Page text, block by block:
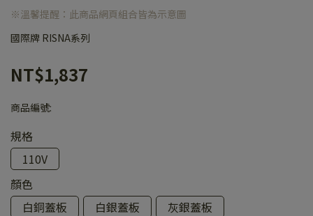
※溫馨提醒：此商品網頁組合皆為示意圖
國際牌 RISNA系列
NT$1,837
商品編號:
規格
110V
顏色
白銅蓋板
白銀蓋板 灰銀蓋板